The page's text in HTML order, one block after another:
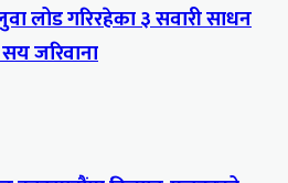
लोड गरिरहेका ३ सवारी साधन
जरिवाना